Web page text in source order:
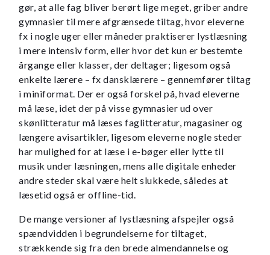
gør, at alle fag bliver berørt lige meget, griber andre
gymnasier til mere afgrænsede tiltag, hvor eleverne
fx i nogle uger eller måneder praktiserer lystlæsning
i mere intensiv form, eller hvor det kun er bestemte
årgange eller klasser, der deltager; ligesom også
enkelte lærere – fx dansklærere – gennemfører tiltag
i miniformat. Der er også forskel på, hvad eleverne
må læse, idet der på visse gymnasier ud over
skønlitteratur må læses faglitteratur, magasiner og
længere avisartikler, ligesom eleverne nogle steder
har mulighed for at læse i e-bøger eller lytte til
musik under læsningen, mens alle digitale enheder
andre steder skal være helt slukkede, således at
læsetid også er offline-tid.
De mange versioner af lystlæsning afspejler også
spændvidden i begrundelserne for tiltaget,
strækkende sig fra den brede almendannelse og